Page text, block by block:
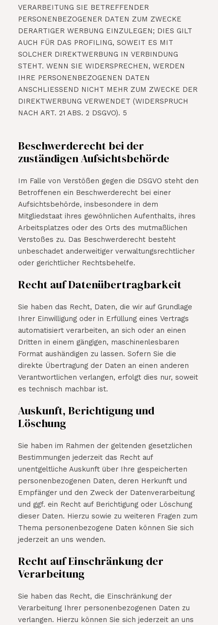
VERARBEITUNG SIE BETREFFENDER
PERSONENBEZOGENER DATEN ZUM ZWECKE
DERARTIGER WERBUNG EINZULEGEN; DIES GILT
AUCH FÜR DAS PROFILING, SOWEIT ES MIT
SOLCHER DIREKTWERBUNG IN VERBINDUNG
STEHT. WENN SIE WIDERSPRECHEN, WERDEN
IHRE PERSONENBEZOGENEN DATEN
ANSCHLIESSEND NICHT MEHR ZUM ZWECKE DER
DIREKTWERBUNG VERWENDET (WIDERSPRUCH
NACH ART. 21 ABS. 2 DSGVO). 5
Beschwerderecht bei der
zuständigen Aufsichtsbehörde
Im Falle von Verstößen gegen die DSGVO steht den
Betroffenen ein Beschwerderecht bei einer
Aufsichtsbehörde, insbesondere in dem
Mitgliedstaat ihres gewöhnlichen Aufenthalts, ihres
Arbeitsplatzes oder des Orts des mutmaßlichen
Verstoßes zu. Das Beschwerderecht besteht
unbeschadet anderweitiger verwaltungsrechtlicher
oder gerichtlicher Rechtsbehelfe.
Recht auf Datenübertragbarkeit
Sie haben das Recht, Daten, die wir auf Grundlage
Ihrer Einwilligung oder in Erfüllung eines Vertrags
automatisiert verarbeiten, an sich oder an einen
Dritten in einem gängigen, maschinenlesbaren
Format aushändigen zu lassen. Sofern Sie die
direkte Übertragung der Daten an einen anderen
Verantwortlichen verlangen, erfolgt dies nur, soweit
es technisch machbar ist.
Auskunft, Berichtigung und
Löschung
Sie haben im Rahmen der geltenden gesetzlichen
Bestimmungen jederzeit das Recht auf
unentgeltliche Auskunft über Ihre gespeicherten
personenbezogenen Daten, deren Herkunft und
Empfänger und den Zweck der Datenverarbeitung
und ggf. ein Recht auf Berichtigung oder Löschung
dieser Daten. Hierzu sowie zu weiteren Fragen zum
Thema personenbezogene Daten können Sie sich
jederzeit an uns wenden.
Recht auf Einschränkung der
Verarbeitung
Sie haben das Recht, die Einschränkung der
Verarbeitung Ihrer personenbezogenen Daten zu
verlangen. Hierzu können Sie sich jederzeit an uns